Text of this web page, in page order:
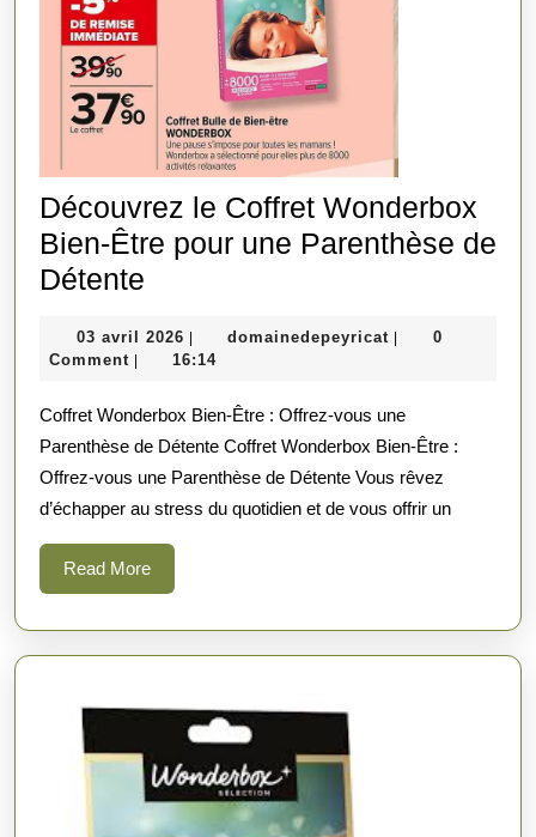
Découvrez le Coffret Wonderbox
Bien-Être pour une Parenthèse de
Détente
Coffret
Bien-
Être
pour
Parenthèse
de
Détente
03 avril 2026 03
avril
domainedepeyricat
0
Comment
16:14
Coffret Wonderbox Bien-Être : Offrez-vous une
Parenthèse de Détente Coffret Wonderbox Bien-Être :
Offrez-vous une Parenthèse de Détente Vous rêvez
d’échapper au stress du quotidien et de vous offrir un
Read MoreRead
More